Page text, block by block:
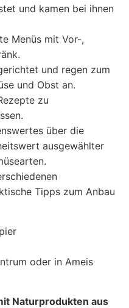
und kamen bei ihnen
Menüs mit Vor-,
und regen zum
und Obst an.
zu
über die
ausgewählter
Tipps zum Anbau
oder in Ameis
Naturprodukten aus